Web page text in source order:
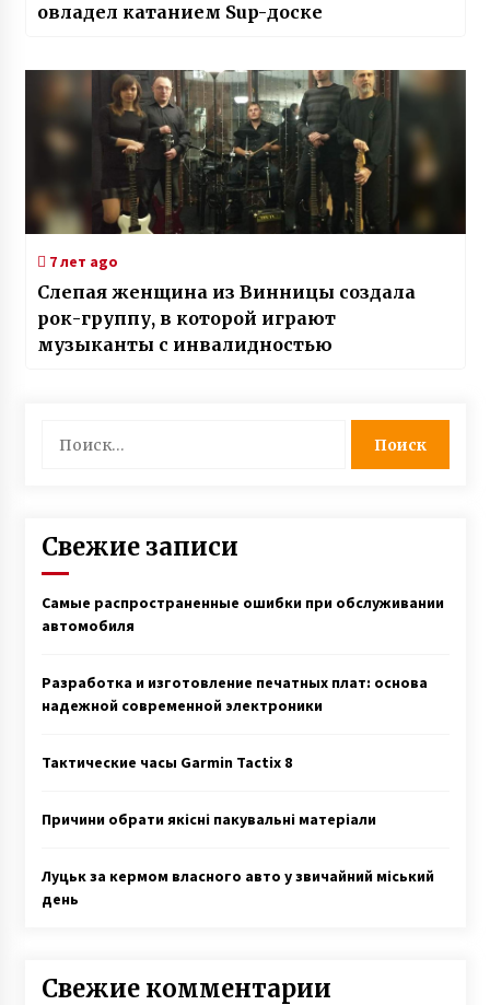
овладел катанием Sup-доске
7 лет ago
Слепая женщина из Винницы создала
рок-группу, в которой играют
музыканты с инвалидностью
Свежие записи
Самые распространенные ошибки при обслуживании
автомобиля
Разработка и изготовление печатных плат: основа
надежной современной электроники
Тактические часы Garmin Tactix 8
Причини обрати якісні пакувальні матеріали
Луцьк за кермом власного авто у звичайний міський
день
Свежие комментарии